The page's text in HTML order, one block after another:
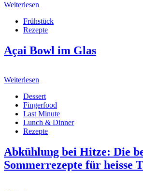
Weiterlesen
Frühstück
Rezepte
Açai Bowl im Glas
Weiterlesen
Dessert
Fingerfood
Last Minute
Lunch & Dinner
Rezepte
Abkühlung bei Hitze: Die
Sommerrezepte für heisse